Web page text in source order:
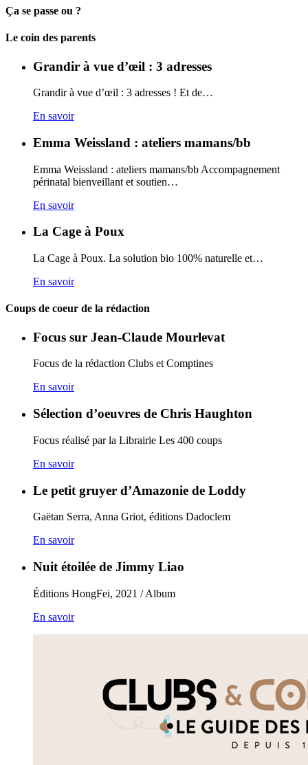
Ça se passe ou ?
Carto
Le coin des parents
Grandir à vue d’œil : 3 adresses
Grandir à vue d’œil : 3 adresses ! Et de…
En savoir
Emma Weissland : ateliers mamans/bb
Emma Weissland : ateliers mamans/bb Accompagnement
périnatal bienveillant et soutien…
En savoir
La Cage à Poux
La Cage à Poux. La solution bio 100% naturelle et…
En savoir
Coups de coeur de la rédaction
Focus sur Jean-Claude Mourlevat
Focus de la rédaction Clubs et Comptines
En savoir
Sélection d’oeuvres de Chris Haughton
Focus réalisé par la Librairie Les 400 coups
En savoir
Le petit gruyer d’Amazonie de Loddy
Gaëtan Serra, Anna Griot, éditions Dadoclem
En savoir
Nuit étoilée de Jimmy Liao
Éditions HongFei, 2021 / Album
En savoir